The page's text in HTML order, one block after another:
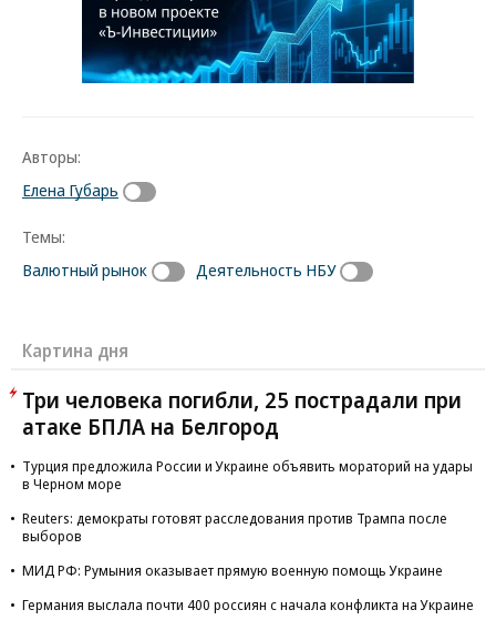
Авторы:
Елена Губарь
Темы:
Валютный рынок
Деятельность НБУ
Картина дня
Три человека погибли, 25 пострадали при
атаке БПЛА на Белгород
Турция предложила России и Украине объявить мораторий на удары
в Черном море
Reuters: демократы готовят расследования против Трампа после
выборов
МИД РФ: Румыния оказывает прямую военную помощь Украине
Германия выслала почти 400 россиян с начала конфликта на Украине